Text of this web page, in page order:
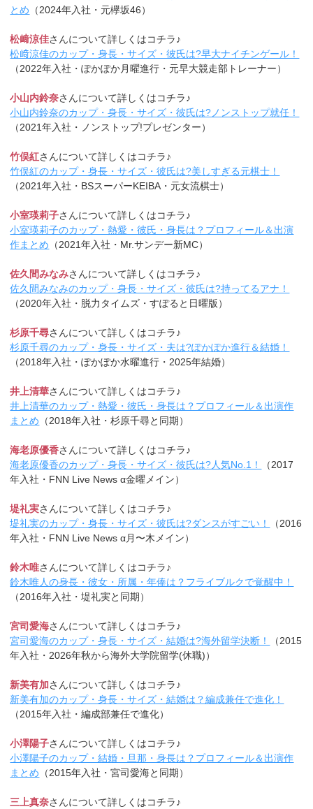
とめ （2024年入社・元欅坂46）
松﨑涼佳さんについて詳しくはコチラ♪
松﨑涼佳のカップ・身長・サイズ・彼氏は?早大ナイチンゲール！
（2022年入社・ぽかぽか月曜進行・元早大競走部トレーナー）
小山内鈴奈さんについて詳しくはコチラ♪
小山内鈴奈のカップ・身長・サイズ・彼氏は?ノンストップ就任！
（2021年入社・ノンストップ!プレゼンター）
竹俣紅さんについて詳しくはコチラ♪
竹俣紅のカップ・身長・サイズ・彼氏は?美しすぎる元棋士！
（2021年入社・BSスーパーKEIBA・元女流棋士）
小室瑛莉子さんについて詳しくはコチラ♪
小室瑛莉子のカップ・熱愛・彼氏・身長は？プロフィール＆出演
作まとめ （2021年入社・Mr.サンデー新MC）
佐久間みなみさんについて詳しくはコチラ♪
佐久間みなみのカップ・身長・サイズ・彼氏は?持ってるアナ！
（2020年入社・脱力タイムズ・すぽると日曜版）
杉原千尋さんについて詳しくはコチラ♪
杉原千尋のカップ・身長・サイズ・夫は?ぽかぽか進行＆結婚！
（2018年入社・ぽかぽか水曜進行・2025年結婚）
井上清華さんについて詳しくはコチラ♪
井上清華のカップ・熱愛・彼氏・身長は？プロフィール＆出演作
まとめ （2018年入社・杉原千尋と同期）
海老原優香さんについて詳しくはコチラ♪
海老原優香のカップ・身長・サイズ・彼氏は?人気No.1！
（2017
年入社・FNN Live News α金曜メイン）
堤礼実さんについて詳しくはコチラ♪
堤礼実のカップ・身長・サイズ・彼氏は?ダンスがすごい！
（2016
年入社・FNN Live News α月〜木メイン）
鈴木唯さんについて詳しくはコチラ♪
鈴木唯人の身長・彼女・所属・年俸は？フライブルクで覚醒中！
（2016年入社・堤礼実と同期）
宮司愛海さんについて詳しくはコチラ♪
宮司愛海のカップ・身長・サイズ・結婚は?海外留学決断！
（2015
年入社・2026年秋から海外大学院留学(休職)）
新美有加さんについて詳しくはコチラ♪
新美有加のカップ・身長・サイズ・結婚は？編成兼任で進化！
（2015年入社・編成部兼任で進化）
小澤陽子さんについて詳しくはコチラ♪
小澤陽子のカップ・結婚・旦那・身長は？プロフィール＆出演作
まとめ （2015年入社・宮司愛海と同期）
三上真奈さんについて詳しくはコチラ♪